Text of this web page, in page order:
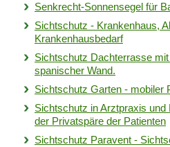
Senkrecht-Sonnensegel für
Sichtschutz - Krankenhaus,
Krankenhausbedarf
Sichtschutz Dachterrasse
spanischer Wand.
Sichtschutz Garten - mobiler
Sichtschutz in Arztpraxis
der Privatspäre der Patienten
Sichtschutz Paravent -